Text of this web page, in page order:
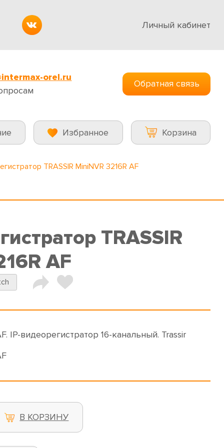
Личный кабинет
orel.ru
Обратная связь
Избранное Корзина
TRASSIR MiniNVR 3216R AF
TRASSIR
AF
IP-видеорегистратор 16-канальный. Trassir
В КОРЗИНУ